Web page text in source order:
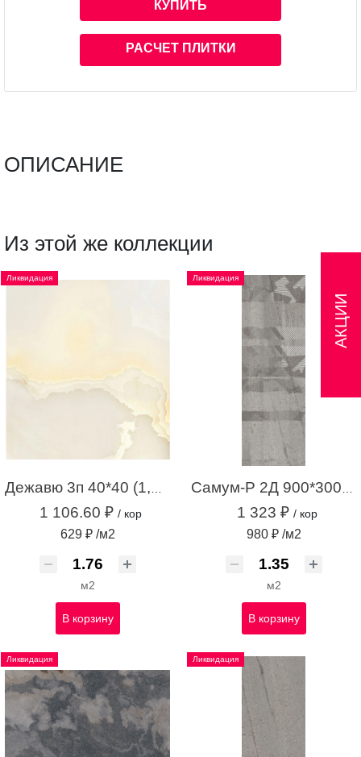
КУПИТЬ
РАСЧЕТ ПЛИТКИ
ОПИСАНИЕ
Из этой же коллекции
Ликвидация
Дежавю 3п 40*40 (1,76м.кв.)
1 106.60 ₽ / кор
629 ₽ /м2
м2
В корзину
Ликвидация
Самум-Р 2Д 900*300 серый (1,35 м.кв.)
1 323 ₽ / кор
980 ₽ /м2
м2
В корзину
Ликвидация Ликвидация
АКЦИИ